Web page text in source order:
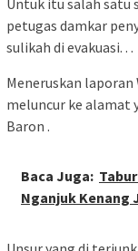
petugas damkar
sulikah di evakuasi. . .
Meneruskan
meluncur ke alamat
Baron .
Baca Juga:
Nganjuk Kenang